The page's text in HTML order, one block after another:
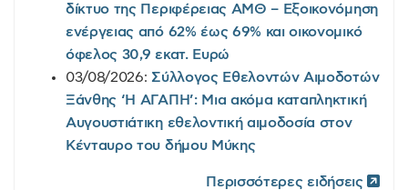
δίκτυο της Περιφέρειας ΑΜΘ – Εξοικονόμηση
ενέργειας από 62% έως 69% και οικονομικό
όφελος 30,9 εκατ. Ευρώ
03/08/2026: Σύλλογος Εθελοντών Αιμοδοτών
Ξάνθης ‘Η ΑΓΑΠΗ’: Μια ακόμα καταπληκτική
Αυγουστιάτικη εθελοντική αιμοδοσία στον
Κένταυρο του δήμου Μύκης
Περισσότερες ειδήσεις